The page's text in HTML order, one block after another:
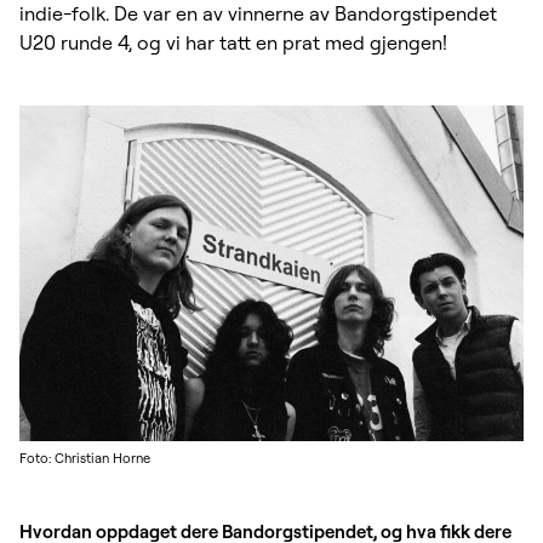
indie-folk. De var en av vinnerne av Bandorgstipendet
U20 runde 4, og vi har tatt en prat med gjengen!
Foto: Christian Horne
Hvordan oppdaget dere Bandorgstipendet, og hva fikk dere